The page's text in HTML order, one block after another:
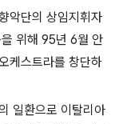
악단의 상임지휘자
위해 95년 6월 안
케스트라를 창단하
일환으로 이탈리아